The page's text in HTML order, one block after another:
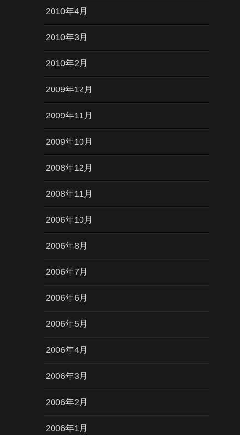
2010年4月
2010年3月
2010年2月
2009年12月
2009年11月
2009年10月
2008年12月
2008年11月
2006年10月
2006年8月
2006年7月
2006年6月
2006年5月
2006年4月
2006年3月
2006年2月
2006年1月